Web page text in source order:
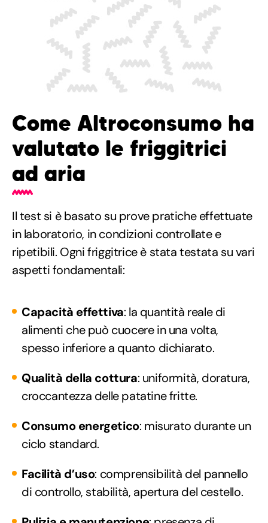
Come Altroconsumo ha
valutato le friggitrici
ad aria
Il test si è basato su prove pratiche effettuate
in laboratorio, in condizioni controllate e
ripetibili. Ogni friggitrice è stata testata su vari
aspetti fondamentali:
Capacità effettiva: la quantità reale di
alimenti che può cuocere in una volta,
spesso inferiore a quanto dichiarato.
Qualità della cottura: uniformità, doratura,
croccantezza delle patatine fritte.
Consumo energetico: misurato durante un
ciclo standard.
Facilità d’uso: comprensibilità del pannello
di controllo, stabilità, apertura del cestello.